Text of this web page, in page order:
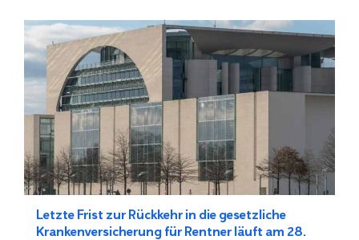
Letzte Frist zur Rückkehr in die gesetzliche
Krankenversicherung für Rentner läuft am 28.